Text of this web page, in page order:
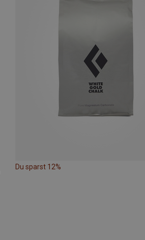
Du sparst 12%